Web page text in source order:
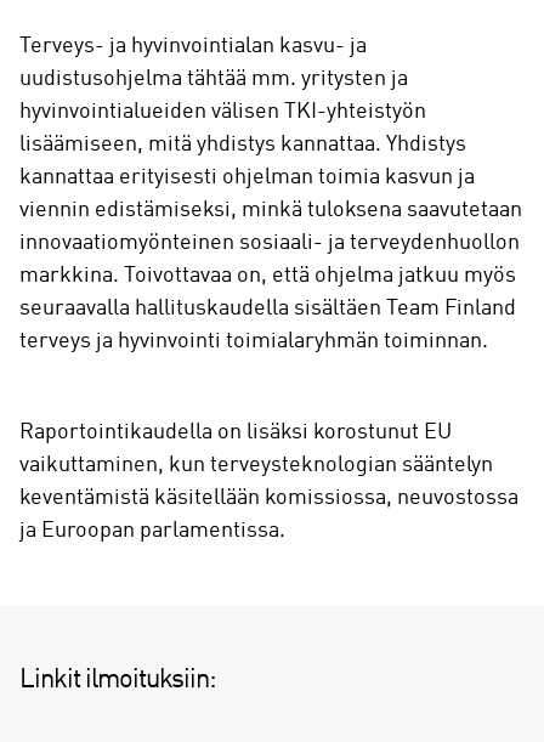
Terveys- ja hyvinvointialan kasvu- ja
uudistusohjelma tähtää mm. yritysten ja
hyvinvointialueiden välisen TKI-yhteistyön
lisäämiseen, mitä yhdistys kannattaa. Yhdistys
kannattaa erityisesti ohjelman toimia kasvun ja
viennin edistämiseksi, minkä tuloksena saavutetaan
innovaatiomyönteinen sosiaali- ja terveydenhuollon
markkina. Toivottavaa on, että ohjelma jatkuu myös
seuraavalla hallituskaudella sisältäen Team Finland
terveys ja hyvinvointi toimialaryhmän toiminnan.
Raportointikaudella on lisäksi korostunut EU
vaikuttaminen, kun terveysteknologian sääntelyn
keventämistä käsitellään komissiossa, neuvostossa
ja Euroopan parlamentissa.
Linkit ilmoituksiin: